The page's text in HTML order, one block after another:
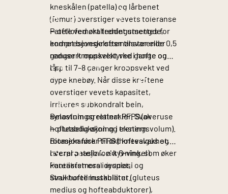
kneskålen (patella) og lårbenet
(femur) overstiger vevets toleranse
— ofte ved økt treningsmengde,
endret bevegelsesmønster eller
redusert muskelstyrke i hofte og
lår.
g og patogenese
Patellofemoralleddet utsettes for
kompresjonskrefter tilsvarende 0,5
ganger kroppsvekt ved gange og
opp til 7–8 ganger kroppsvekt ved
dype knebøy. Når disse kreftene
overstiger vevets kapasitet,
irriteres subkondralt bein,
synovium og retinakler. Svak
hofteabduksjon og ekstern
rotasjon fører til økt knevalgus og
lateral patellaforskyvning, som øker
kontaktstress i leddet.
Klassifiseringer
og typer
Belastningsrelatert PFPS (overuse
— plutselig økning i treningsvolum).
Biomekanisk PFPS (hoftesvakhet,
overpronasjon, økt Q-vinkel).
Patellofemoral dysplasi og
strukturell instabilitet.
Risikofaktorer
Svak hoftemuskulatur (gluteus
medius og hofteabduktorer),